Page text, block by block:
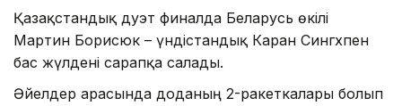
Қазақстандық дуэт финалда Беларусь өкілі
Мартин Борисюк – үндістандық Каран Сингхпен
бас жүлдені сарапқа салады.
Әйелдер арасында доданың 2-ракеткалары болып